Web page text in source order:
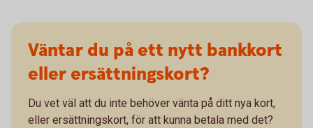
Väntar du på ett nytt bankkort
eller ersättningskort?
Du vet väl att du inte behöver vänta på ditt nya kort,
eller ersättningskort, för att kunna betala med det?